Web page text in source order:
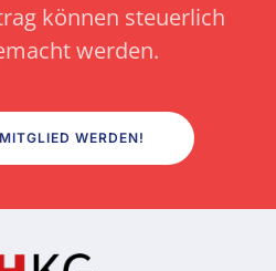
können steuerlich
werden.
WERDEN!